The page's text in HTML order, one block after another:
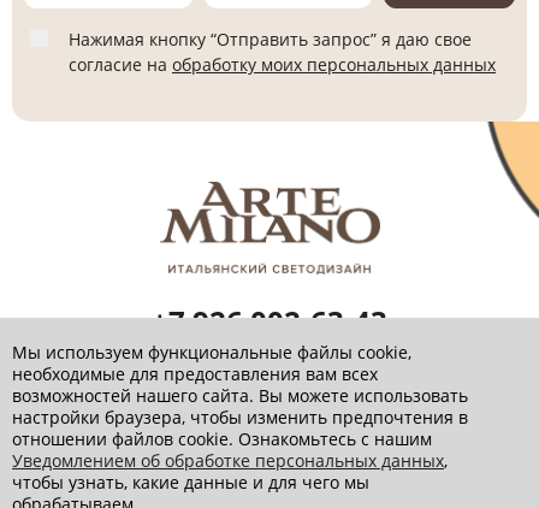
Нажимая кнопку “Отправить запрос” я даю свое
согласие на обработку моих персональных данных
Политика обработки персональных данных
+7 926 002-63-43
Заказать звонок
info@artemilano.ru
Мы используем функциональные файлы cookie,
необходимые для предоставления вам всех
возможностей нашего сайта. Вы можете использовать
настройки браузера, чтобы изменить предпочтения в
отношении файлов cookie. Ознакомьтесь с нашим
Уведомлением об обработке персональных данных,
чтобы узнать, какие данные и для чего мы